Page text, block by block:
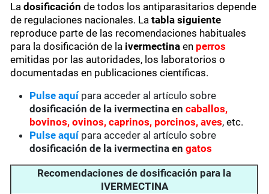
Ladosificación de todos los antiparasitarios depende
de regulaciones nacionales. Latabla siguiente
reproduce parte de las recomendaciones habituales
para la dosificación de la ivermectinaen perros
emitidas por las autoridades, los laboratorios o
documentadas en publicaciones científicas.
Pulse aquípara acceder al artículo sobre
dosificación de la ivermectina encaballos,
bovinos, ovinos, caprinos, porcinos, aves, etc.
Pulse aquípara acceder al artículo sobre
dosificación de la ivermectina engatos
Recomendaciones de dosificación para la
IVERMECTINA